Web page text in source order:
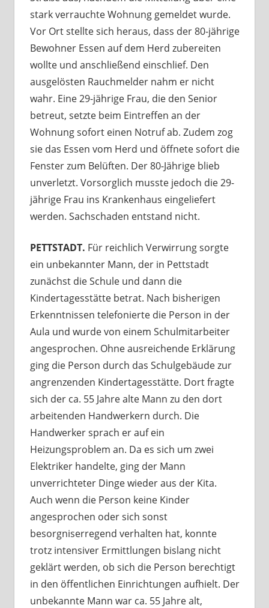
stark verrauchte Wohnung gemeldet wurde.
Vor Ort stellte sich heraus, dass der 80-jährige
Bewohner Essen auf dem Herd zubereiten
wollte und anschließend einschlief. Den
ausgelösten Rauchmelder nahm er nicht
wahr. Eine 29-jährige Frau, die den Senior
betreut, setzte beim Eintreffen an der
Wohnung sofort einen Notruf ab. Zudem zog
sie das Essen vom Herd und öffnete sofort die
Fenster zum Belüften. Der 80-Jährige blieb
unverletzt. Vorsorglich musste jedoch die 29-
jährige Frau ins Krankenhaus eingeliefert
werden. Sachschaden entstand nicht.
PETTSTADT. Für reichlich Verwirrung sorgte
ein unbekannter Mann, der in Pettstadt
zunächst die Schule und dann die
Kindertagesstätte betrat. Nach bisherigen
Erkenntnissen telefonierte die Person in der
Aula und wurde von einem Schulmitarbeiter
angesprochen. Ohne ausreichende Erklärung
ging die Person durch das Schulgebäude zur
angrenzenden Kindertagesstätte. Dort fragte
sich der ca. 55 Jahre alte Mann zu den dort
arbeitenden Handwerkern durch. Die
Handwerker sprach er auf ein
Heizungsproblem an. Da es sich um zwei
Elektriker handelte, ging der Mann
unverrichteter Dinge wieder aus der Kita.
Auch wenn die Person keine Kinder
angesprochen oder sich sonst
besorgniserregend verhalten hat, konnte
trotz intensiver Ermittlungen bislang nicht
geklärt werden, ob sich die Person berechtigt
in den öffentlichen Einrichtungen aufhielt. Der
unbekannte Mann war ca. 55 Jahre alt,